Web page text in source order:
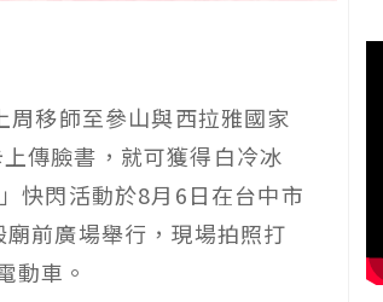
移師至參山與西拉雅國家
傳臉書，就可獲得白冷冰
快閃活動於8月6日在台中市
前廣場舉行，現場拍照打
動車。